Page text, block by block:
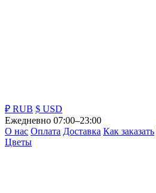
₽ RUB $ USD
Ежедневно 07:00–23:00
О нас Оплата Доставка Как заказать
Цветы